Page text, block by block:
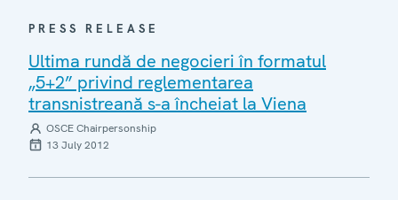
PRESS RELEASE
Ultima rundă de negocieri în formatul
„5+2” privind reglementarea
transnistreană s-a încheiat la Viena
OSCE Chairpersonship
13 July 2012